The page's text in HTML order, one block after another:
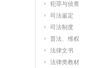
犯罪与侦查
司法鉴定
司法制度
普法、维权
法律文书
法律类教材